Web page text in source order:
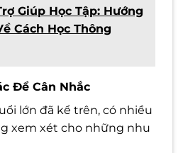
Giúp Học Tập: Hướng
Cách Học Thông
Để Cân Nhắc
lớn đã kể trên, có nhiều
xem xét cho những nhu